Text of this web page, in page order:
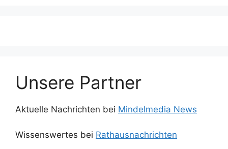
Unsere Partner
Aktuelle Nachrichten bei Mindelmedia News
Wissenswertes bei Rathausnachrichten